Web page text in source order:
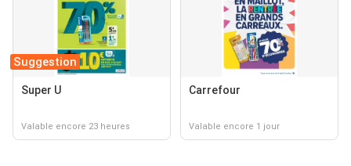
Suggestion
Super U
Valable encore 23 heures
Carrefour
Valable encore 1 jour